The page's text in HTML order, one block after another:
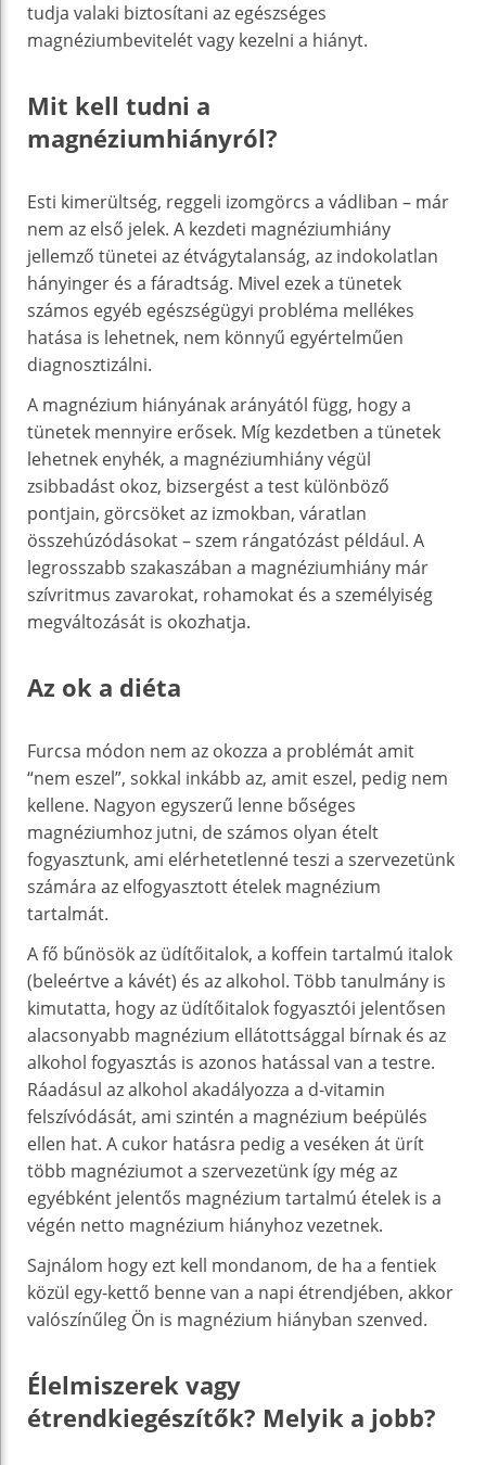
tudja valaki biztosítani az egészséges
magnéziumbevitelét vagy kezelni a hiányt.
Mit kell tudni a
magnéziumhiányról?
Esti kimerültség, reggeli izomgörcs a vádliban – már
nem az első jelek. A kezdeti magnéziumhiány
jellemző tünetei az étvágytalanság, az indokolatlan
hányinger és a fáradtság. Mivel ezek a tünetek
számos egyéb egészségügyi probléma mellékes
hatása is lehetnek, nem könnyű egyértelműen
diagnosztizálni.
A magnézium hiányának arányától függ, hogy a
tünetek mennyire erősek. Míg kezdetben a tünetek
lehetnek enyhék, a magnéziumhiány végül
zsibbadást okoz, bizsergést a test különböző
pontjain, görcsöket az izmokban, váratlan
összehúzódásokat – szem rángatózást például. A
legrosszabb szakaszában a magnéziumhiány már
szívritmus zavarokat, rohamokat és a személyiség
megváltozását is okozhatja.
Az ok a diéta
Furcsa módon nem az okozza a problémát amit
“nem eszel”, sokkal inkább az, amit eszel, pedig nem
kellene. Nagyon egyszerű lenne bőséges
magnéziumhoz jutni, de számos olyan ételt
fogyasztunk, ami elérhetetlenné teszi a szervezetünk
számára az elfogyasztott ételek magnézium
tartalmát.
A fő bűnösök az üdítőitalok, a koffein tartalmú italok
(beleértve a kávét) és az alkohol. Több tanulmány is
kimutatta, hogy az üdítőitalok fogyasztói jelentősen
alacsonyabb magnézium ellátottsággal bírnak és az
alkohol fogyasztás is azonos hatással van a testre.
Ráadásul az alkohol akadályozza a d-vitamin
felszívódását, ami szintén a magnézium beépülés
ellen hat. A cukor hatásra pedig a veséken át ürít
több magnéziumot a szervezetünk így még az
egyébként jelentős magnézium tartalmú ételek is a
végén netto magnézium hiányhoz vezetnek.
Sajnálom hogy ezt kell mondanom, de ha a fentiek
közül egy-kettő benne van a napi étrendjében, akkor
valószínűleg Ön is magnézium hiányban szenved.
Élelmiszerek vagy
étrendkiegészítők? Melyik a jobb?